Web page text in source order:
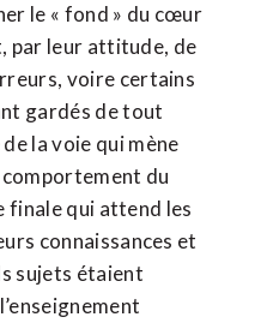
le « fond » du cœur
par leur attitude, de
voire certains
gardés de tout
la voie qui mène
comportement du
finale qui attend les
connaissances et
sujets étaient